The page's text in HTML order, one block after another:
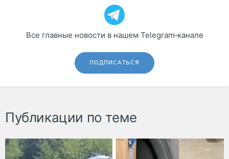
Все главные новости в нашем Telegram‑канале
ПОДПИСАТЬСЯ
Публикации по теме